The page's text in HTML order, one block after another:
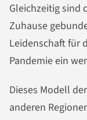
Gleichzeitig sind
Zuhause
Leidenschaft für
Pandemie ein
Dieses Modell
anderen